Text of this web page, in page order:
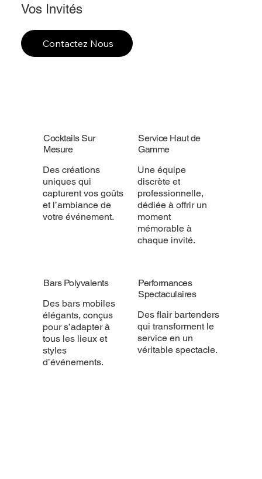
Vos Invités
Contactez Nous
Cocktails Sur
Mesure
Des créations
uniques qui
capturent vos goûts
et l’ambiance de
votre événement.
Service Haut de
Gamme
Une équipe
discrète et
professionnelle,
dédiée à offrir un
moment
mémorable à
chaque invité.
Bars Polyvalents
Des bars mobiles
élégants, conçus
pour s’adapter à
tous les lieux et
styles
d’événements.
Performances
Spectaculaires
Des flair bartenders
qui transforment le
service en un
véritable spectacle.